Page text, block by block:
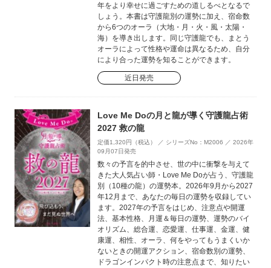
年をより幸せに過ごすための道しるべとなるで
しょう。本書は守護龍別の運勢に加え、宿命数
から6つのオーラ（大地・月・火・風・太陽・
海）を導き出します。同じ守護龍でも、まとう
オーラによって性格や運命は異なるため、自分
により合った運勢を知ることができます。
近日発売
Love Me Doの月と龍が導く守護龍占術
2027 救の龍
定価1,320円（税込） ／ シリーズNo：M2006 ／ 2026年
09月07日発売
数々の予言を的中させ、世の中に衝撃を与えて
きた大人気占い師・Love Me Doが占う、守護龍
別（10種の龍）の運勢本。2026年9月から2027
年12月まで、あなたの毎日の運勢を収録してい
ます。2027年の予言をはじめ、注意点や開運
法、基本性格、月運＆毎日の運勢、運勢のバイ
オリズム、総合運、恋愛運、仕事運、金運、健
康運、相性、オーラ、何をやってもうまくいか
ないときの開運アクション、宿命数別の運勢、
ドラゴンインパクト時の注意点まで、知りたい